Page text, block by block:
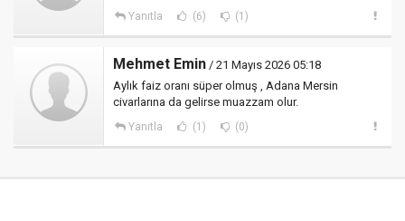
Yanıtla (6) (1)
Mehmet Emin / 21 Mayıs 2026 05:18
Aylık faiz oranı süper olmuş , Adana Mersin
civarlarına da gelirse muazzam olur.
Yanıtla (1) (0)